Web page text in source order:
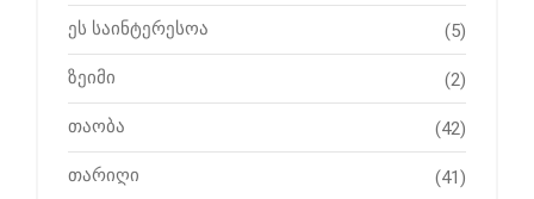
ეს საინტერესოა (5)
ზეიმი (2)
თაობა (42)
თარიღი (41)